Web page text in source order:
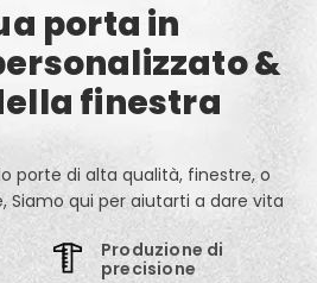
porta in
&
finestra
porte di alta qualità, finestre, o
Siamo qui per aiutarti a dare vita
Produzione di
precisione